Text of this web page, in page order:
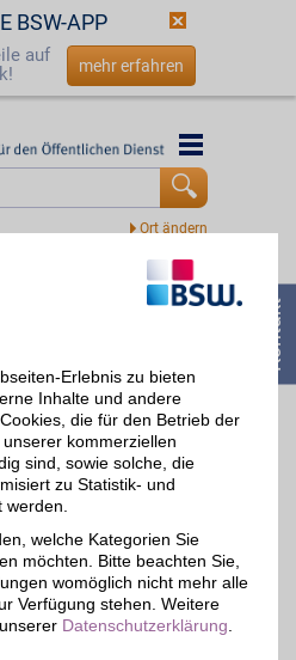
BSW-APP
auf
mehr erfahren
BestChoice sport&hobby Gutschein
Zeit für Bewegung und
bis zu entspannten
Freizeitideen bietet dieser
Gutschein viele
Möglichkeiten für mehr
Abwechslung im Alltag.
Ideal, um Neues zu
entdecken. Mit BSW-
Vorteil sparen.
Zum Partnerprofil
Erlebnis zu bieten
Inhalte und andere
die für den Betrieb der
kommerziellen
sind, sowie solche, die
zu Statistik- und
welche Kategorien Sie
möchten. Bitte beachten Sie,
womöglich nicht mehr alle
Verfügung stehen. Weitere
Datenschutzerklärung